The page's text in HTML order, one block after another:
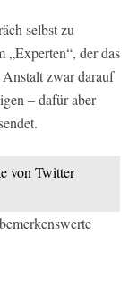
selbst zu
„Experten“, der das
zwar darauf
– dafür aber
von Twitter